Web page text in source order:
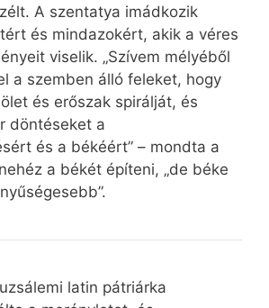
A szentatya imádkozik
és mindazokért, akik a véres
viselik. „Szívem mélyéből
a szemben álló feleket, hogy
és erőszak spirálját, és
döntéseket a
és a békéért” – mondta a
a békét építeni, „de béke
latin pátriárka